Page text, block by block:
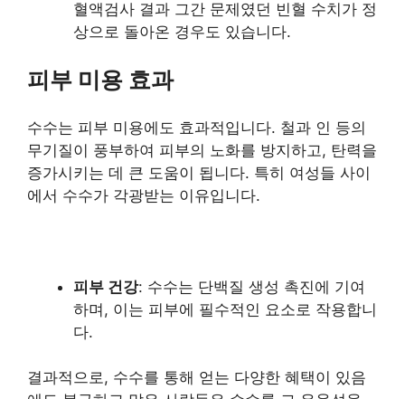
혈액검사 결과 그간 문제였던 빈혈 수치가 정
상으로 돌아온 경우도 있습니다.
피부 미용 효과
수수는 피부 미용에도 효과적입니다. 철과 인 등의
무기질이 풍부하여 피부의 노화를 방지하고, 탄력을
증가시키는 데 큰 도움이 됩니다. 특히 여성들 사이
에서 수수가 각광받는 이유입니다.
피부 건강: 수수는 단백질 생성 촉진에 기여
하며, 이는 피부에 필수적인 요소로 작용합니
다.
결과적으로, 수수를 통해 얻는 다양한 혜택이 있음